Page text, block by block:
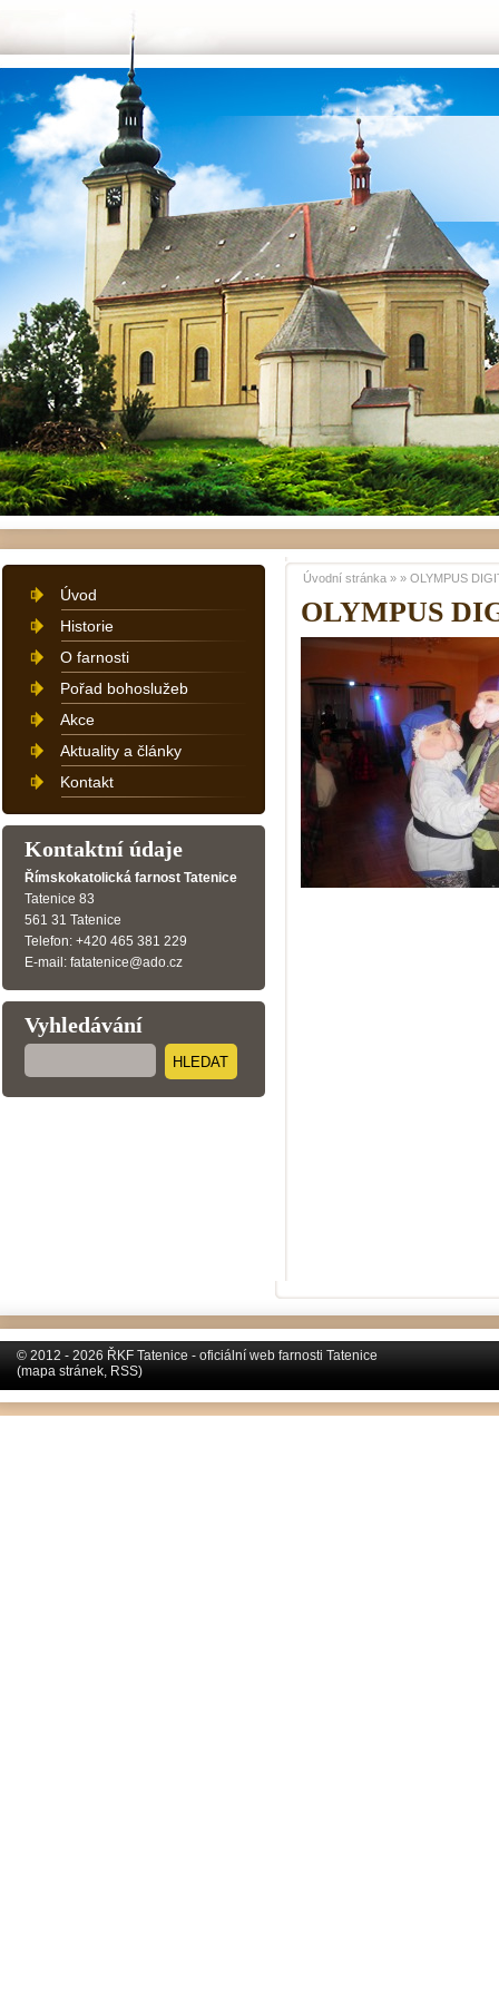
OLYMPUS
Úvodní stránka » » OLYMPUS
Úvod
Historie
O farnosti
Pořad bohoslužeb
Akce
Aktuality a články
Kontakt
Kontaktní údaje
Římskokatolická farnost Tatenice
Tatenice 83
561 31 Tatenice
Telefon: +420 465 381 229
E-mail: fatatenice@ado.cz
Vyhledávání
HLEDAT
© 2012 - 2026 ŘKF Tatenice - oficiální web farnosti Tatenice
(mapa stránek, RSS)